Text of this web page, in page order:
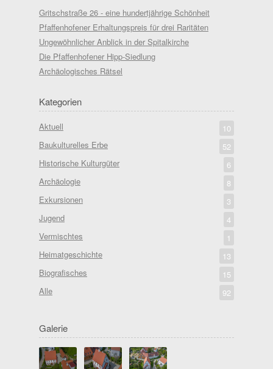
Gritschstraße 26 - eine hundertjährige Schönheit
Pfaffenhofener Erhaltungspreis für drei Raritäten
Ungewöhnlicher Anblick in der Spitalkirche
Die Pfaffenhofener Hipp-Siedlung
Archäologisches Rätsel
Kategorien
Aktuell
10
Baukulturelles Erbe
52
Historische Kulturgüter
6
Archäologie
8
Exkursionen
3
Jugend
4
Vermischtes
1
Heimatgeschichte
13
Biografisches
15
Alle
92
Galerie